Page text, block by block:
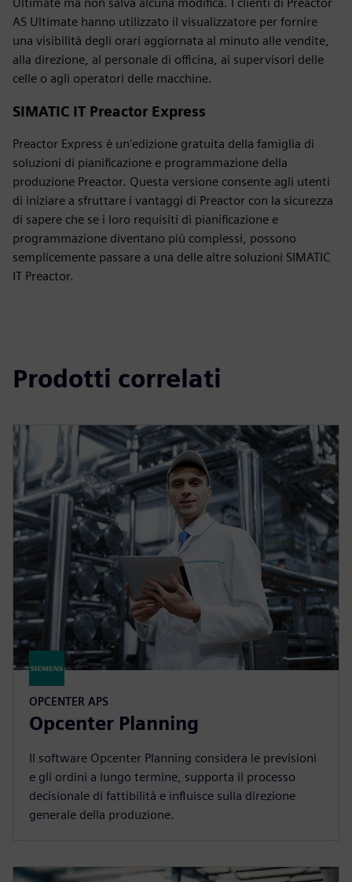
AS Ultimate hanno utilizzato il visualizzatore per fornire
una visibilità degli orari aggiornata al minuto alle vendite,
alla direzione, al personale di officina, ai supervisori delle
celle o agli operatori delle macchine.
SIMATIC IT Preactor Express
Preactor Express è un'edizione gratuita della famiglia di
soluzioni di pianificazione e programmazione della
produzione Preactor. Questa versione consente agli utenti
di iniziare a sfruttare i vantaggi di Preactor con la sicurezza
di sapere che se i loro requisiti di pianificazione e
programmazione diventano più complessi, possono
semplicemente passare a una delle altre soluzioni SIMATIC
IT Preactor.
Prodotti correlati
OPCENTER APS
Opcenter Planning
Il software Opcenter Planning considera le previsioni
e gli ordini a lungo termine, supporta il processo
decisionale di fattibilità e influisce sulla direzione
generale della produzione.